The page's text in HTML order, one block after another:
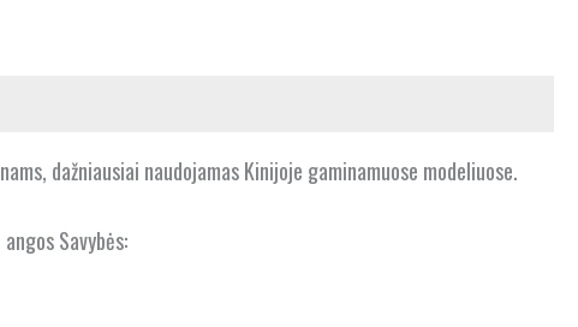
dažniausiai naudojamas Kinijoje gaminamuose modeliuose.
Savybės: